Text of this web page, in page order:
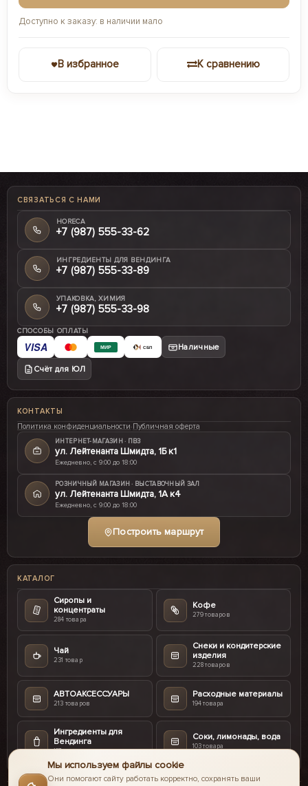
Доступно к заказу: в наличии мало
В избранное К сравнению
СВЯЗАТЬСЯ С НАМИ
HORECA
+7 (987) 555-33-62
ИНГРЕДИЕНТЫ ДЛЯ ВЕНДИНГА
+7 (987) 555-33-89
УПАКОВКА, ХИМИЯ
+7 (987) 555-33-98
СПОСОБЫ ОПЛАТЫ
VISA МИР СБП Наличные
Счёт для ЮЛ
КОНТАКТЫ
Политика конфиденциальности·Публичная оферта
ИНТЕРНЕТ-МАГАЗИН · ПВЗ
ул. Лейтенанта Шмидта, 1Б к1
Ежедневно, с 9:00 до 18:00
РОЗНИЧНЫЙ МАГАЗИН · ВЫСТАВОЧНЫЙ ЗАЛ
ул. Лейтенанта Шмидта, 1А к4
Ежедневно, с 9:00 до 18:00
Построить маршрут
КАТАЛОГ
Сиропы и
концентраты
284 товара
Кофе
279 товаров
Чай
231 товар
Снеки и кондитерские
изделия
228 товаров
АВТОАКСЕССУАРЫ
213 товаров
Расходные материалы
194 товара
Ингредиенты для
Вендинга
187 товаров
Соки, лимонады, вода
103 товара
Мы используем файлы cookie
Они помогают сайту работать корректно, сохранять ваши